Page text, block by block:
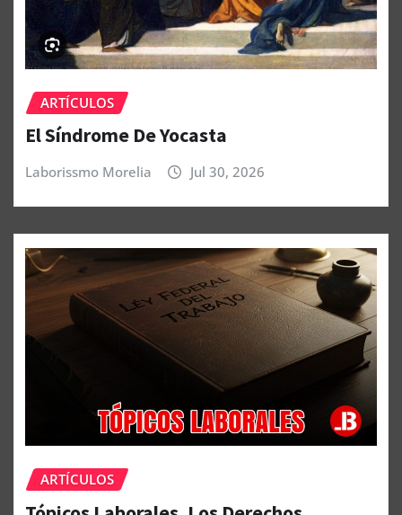
ARTÍCULOS
El Síndrome De Yocasta
Laborissmo Morelia Jul 30, 2026
ARTÍCULOS